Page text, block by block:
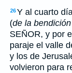
26Y al cuarto
(de la bendición
SEÑOR, y por
paraje el valle
y los de
volvieron para